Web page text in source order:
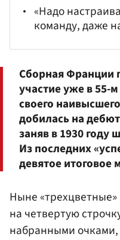
«Надо
команду, даже
Сборная Франции
участие уже в 55-
своего
добилась на
заняв в 1930 году
Из последних
девятое итоговое
Ныне
на четвертую
набранными